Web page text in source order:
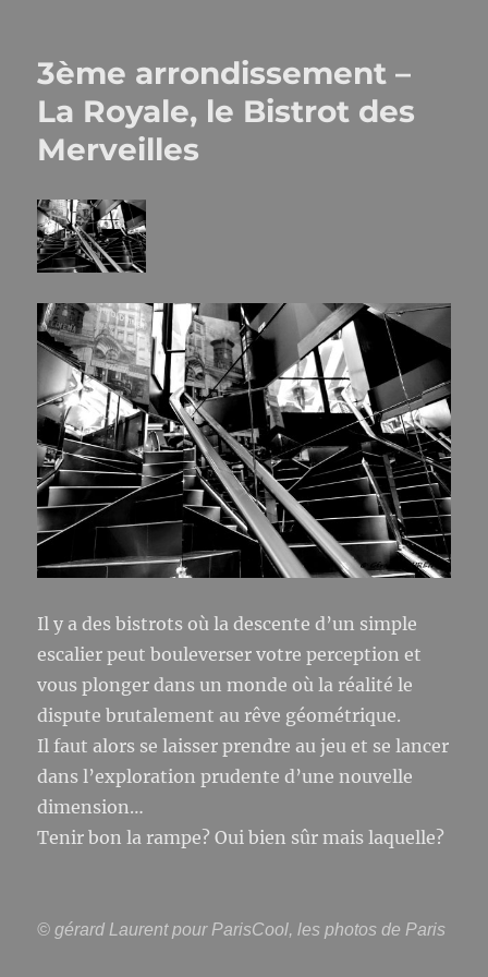
3ème arrondissement –
La Royale, le Bistrot des
Merveilles
Il y a des bistrots où la descente d’un simple
escalier peut bouleverser votre perception et
vous plonger dans un monde où la réalité le
dispute brutalement au rêve géométrique.
Il faut alors se laisser prendre au jeu et se lancer
dans l’exploration prudente d’une nouvelle
dimension…
Tenir bon la rampe? Oui bien sûr mais laquelle?
© gérard Laurent pour ParisCool, les photos de Paris